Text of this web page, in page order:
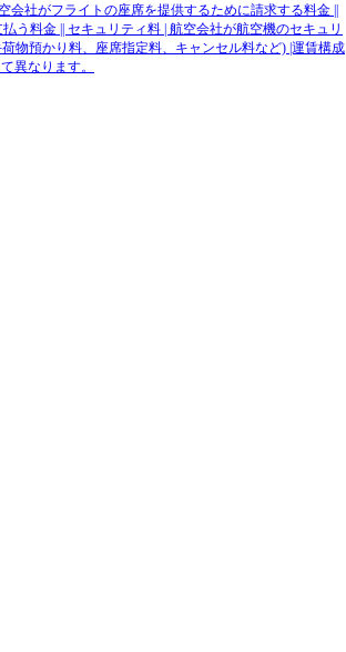
会社がフライトの座席を提供するために請求する料金 ||
う料金 || セキュリティ料 | 航空会社が航空機のセキュリ
物預かり料、座席指定料、キャンセル料など) |運賃構成
異なります。